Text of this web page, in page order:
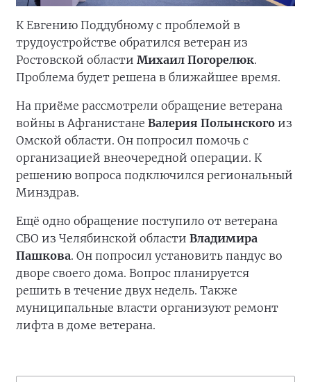
К Евгению Поддубному с проблемой в
трудоустройстве обратился ветеран из
Ростовской области Михаил Погорелюк.
Проблема будет решена в ближайшее время.
На приёме рассмотрели обращение ветерана
войны в Афганистане Валерия Полынского из
Омской области. Он попросил помочь с
организацией внеочередной операции. К
решению вопроса подключился региональный
Минздрав.
Ещё одно обращение поступило от ветерана
СВО из Челябинской области Владимира
Пашкова. Он попросил установить пандус во
дворе своего дома. Вопрос планируется
решить в течение двух недель. Также
муниципальные власти организуют ремонт
лифта в доме ветерана.